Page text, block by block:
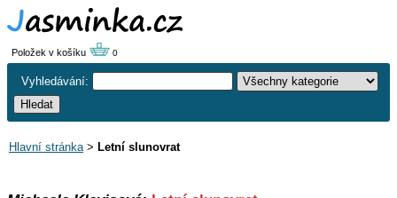
Položek v košíku 0
Vyhledávání:
Hlavní stránka> Letní slunovrat